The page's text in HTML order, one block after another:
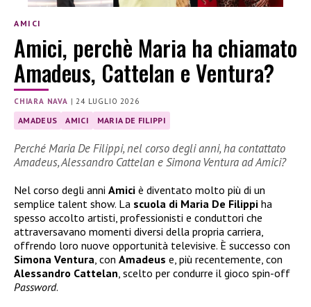
AMICI
Amici, perchè Maria ha chiamato
Amadeus, Cattelan e Ventura?
CHIARA NAVA |24 LUGLIO 2026
AMADEUS AMICI MARIA DE FILIPPI
Perché Maria De Filippi, nel corso degli anni, ha contattato
Amadeus, Alessandro Cattelan e Simona Ventura ad Amici?
Nel corso degli anni Amici è diventato molto più di un
semplice talent show. La scuola di Maria De Filippi ha
spesso accolto artisti, professionisti e conduttori che
attraversavano momenti diversi della propria carriera,
offrendo loro nuove opportunità televisive. È successo con
Simona Ventura, con Amadeus e, più recentemente, con
Alessandro Cattelan, scelto per condurre il gioco spin-off
Password.